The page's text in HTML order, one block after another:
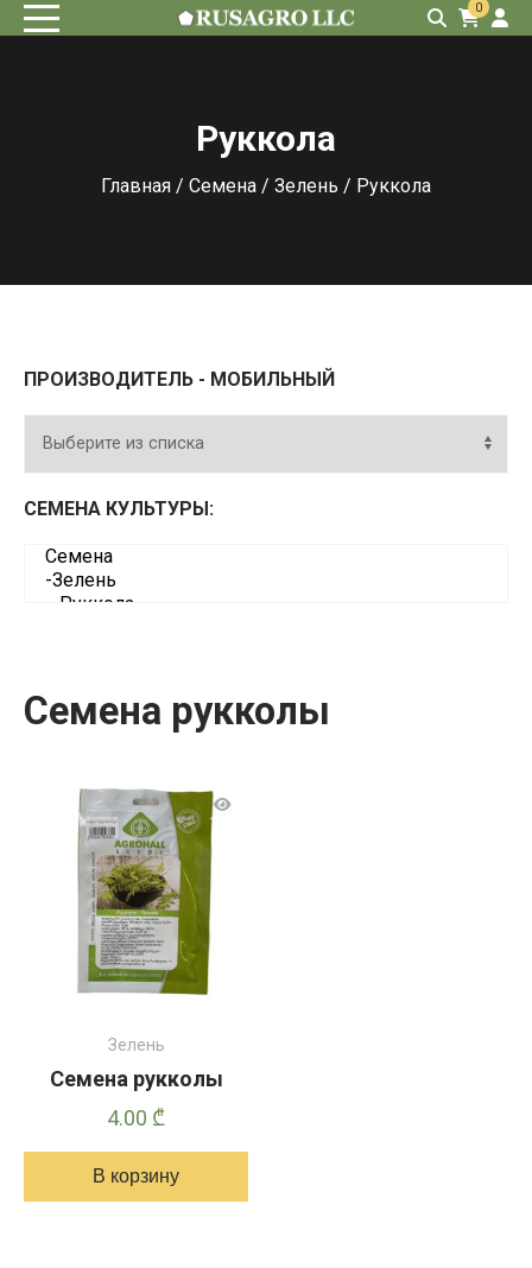
0
Руккола
Главная / Семена / Зелень / Руккола
ПРОИЗВОДИТЕЛЬ - МОБИЛЬНЫЙ
СЕМЕНА КУЛЬТУРЫ:
Семена рукколы
Зелень
Семена рукколы
4.00 ₾
В корзину